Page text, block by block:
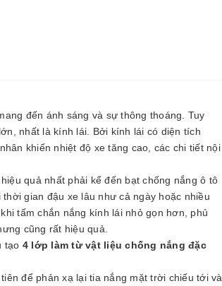
đến ánh sáng và sự thông thoáng. Tuy
nhất là kính lái. Bởi kính lái có diện tích
khiến nhiệt độ xe tăng cao, các chi tiết nội
quả nhất phải kể đến bạt chống nắng ô tô
gian đậu xe lâu như cả ngày hoặc nhiều
tấm chắn nắng kính lái nhỏ gọn hơn, phủ
cũng rất hiệu quả.
tạo 4 lớp làm từ vật liệu chống nắng đặc
để phản xạ lại tia nắng mặt trời chiếu tới và